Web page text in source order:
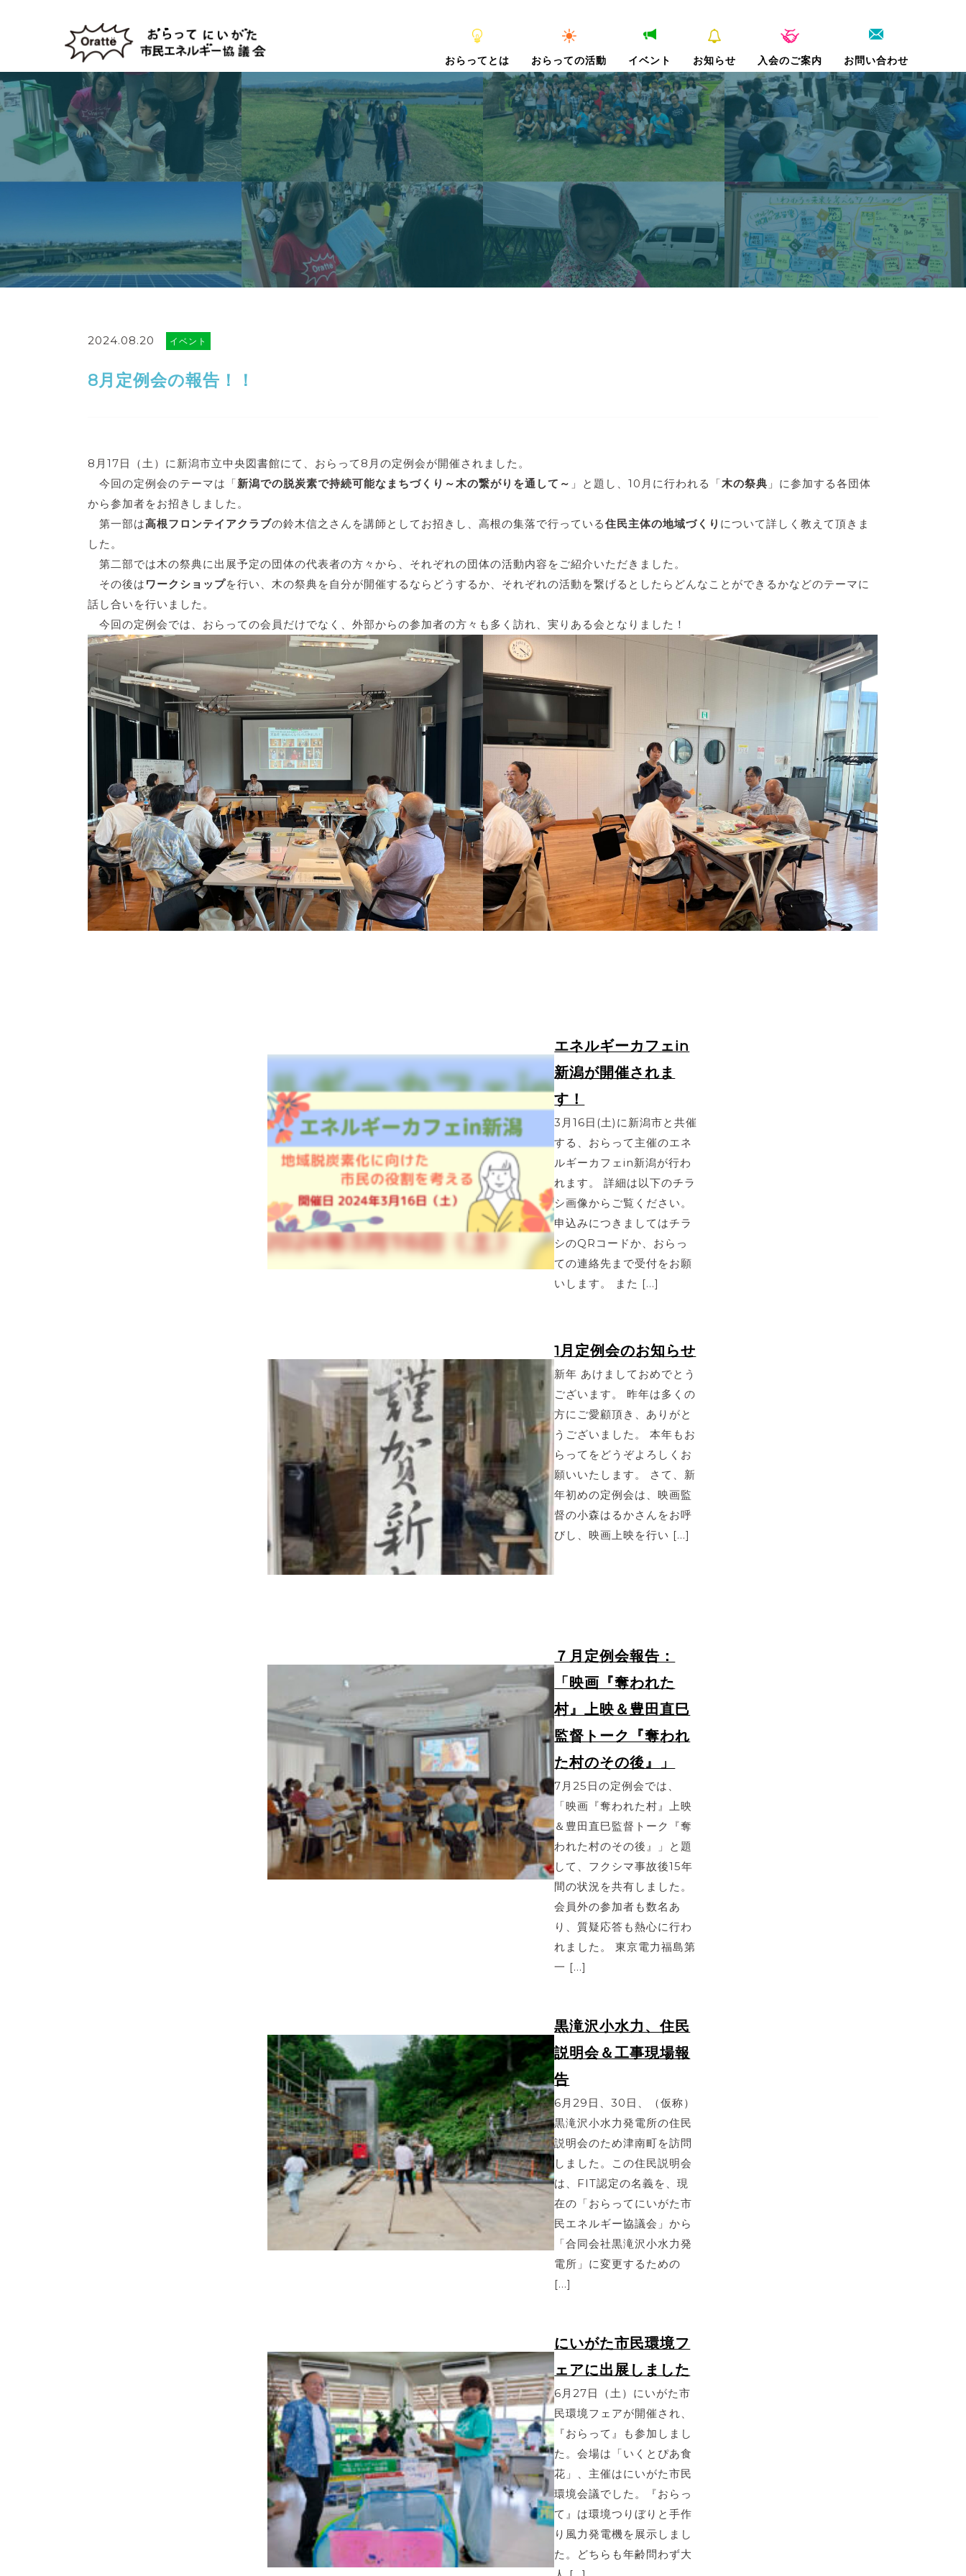
おらってとは おらっての活動 イベント お知らせ 入会のご案内 お問い合わせ
2024.08.20 イベント
8月定例会の報告！！
8月17日（土）に新潟市立中央図書館にて、おらって8月の定例会が開催されました。
今回の定例会のテーマは「新潟での脱炭素で持続可能なまちづくり～木の繋がりを通して～ 」と題し、10月に行われる「木の祭典 」に参加する各団体
から参加者をお招きしました。
第一部は高根フロンテイアクラブの鈴木信之さんを講師としてお招きし、高根の集落で行っている住民主体の地域づくり について詳しく教えて頂きま
した。
第二部では木の祭典に出展予定の団体の代表者の方々から、それぞれの団体の活動内容をご紹介いただきました。
その後は ワークショップを行い、木の祭典を自分が開催するならどうするか、それぞれの活動を繋げるとしたらどんなことができるかなどのテーマに
話し合いを行いました。
今回の定例会では、おらっての会員だけでなく、外部からの参加者の方々も多く訪れ、実りある会となりました！
エネルギーカフェin
新潟が開催されま
す！
3月16日(土)に新潟市と共催
する、おらって主催のエネ
ルギーカフェin新潟が行わ
れます。 詳細は以下のチラ
シ画像からご覧ください。
申込みにつきましてはチラ
シのQRコードか、おらっ
ての連絡先まで受付をお願
いします。 また […]
1月定例会のお知らせ
新年 あけましておめでとう
ございます。 昨年は多くの
方にご愛顧頂き、ありがと
うございました。 本年もお
らってをどうぞよろしくお
願いいたします。 さて、新
年初めの定例会は、映画監
督の小森はるかさんをお呼
びし、映画上映を行い […]
７月定例会報告：
「映画『奪われた
村』上映＆豊田直巳
監督トーク『奪われ
た村のその後』」
7月25日の定例会では、
「映画『奪われた村』上映
＆豊田直巳監督トーク『奪
われた村のその後』」と題
して、フクシマ事故後15年
間の状況を共有しました。
会員外の参加者も数名あ
り、質疑応答も熱心に行わ
れました。 東京電力福島第
一 […]
黒滝沢小水力、住民
説明会＆工事現場報
告
6月29日、30日、（仮称）
黒滝沢小水力発電所の住民
説明会のため津南町を訪問
しました。この住民説明会
は、FIT認定の名義を、現
在の「おらってにいがた市
民エネルギー協議会」から
「合同会社黒滝沢小水力発
電所」に変更するための
[…]
にいがた市民環境フ
ェアに出展しました
6月27日（土）にいがた市
民環境フェアが開催され、
『おらって』も参加しまし
た。会場は「いくとぴあ食
花」、主催はにいがた市民
環境会議でした。『おらっ
て』は環境つりぼりと手作
り風力発電機を展示しまし
た。どちらも年齢問わず大